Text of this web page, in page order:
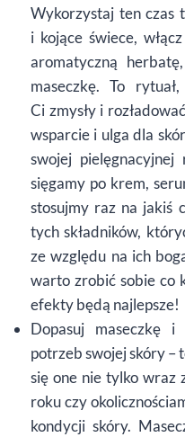
Wykorzystaj ten czas
i kojące świece,
aromatyczną
maseczkę. To
Ci zmysły i
wsparcie i ulga dla
swojej
sięgamy po krem,
stosujmy raz na jakiś
tych składników,
ze względu na ich
warto zrobić sobie co
efekty będą najlepsze!
Dopasuj maseczkę
potrzeb swojej skóry –
się one nie tylko wraz
roku czy
kondycji skóry.